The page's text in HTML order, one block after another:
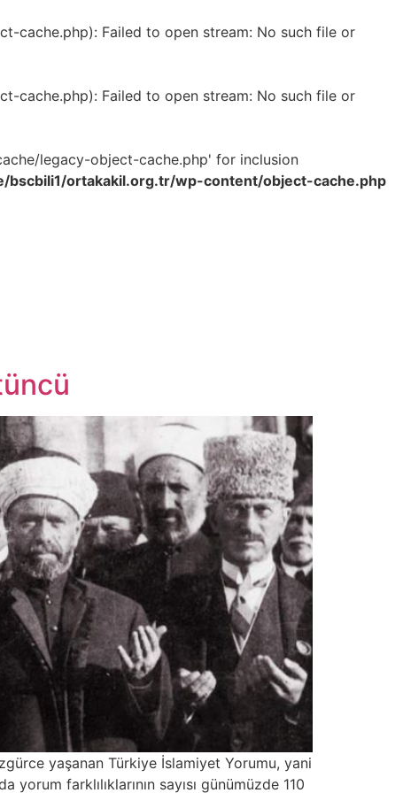
cache.php): Failed to open stream: No such file or
cache.php): Failed to open stream: No such file or
legacy-object-cache.php' for inclusion
bscbili1/ortakakil.org.tr/wp-content/object-cache.php
yaşanan Türkiye İslamiyet Yorumu, yani
farklılıklarının sayısı günümüzde 110